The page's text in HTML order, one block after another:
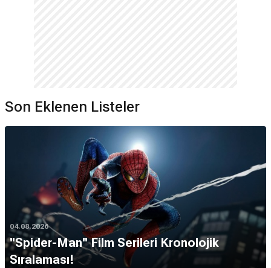
Son Eklenen Listeler
04.08.2026
''Spider-Man'' Film Serileri Kronolojik
Sıralaması!